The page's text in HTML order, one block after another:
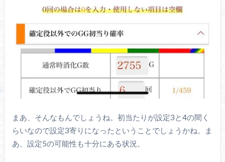
まあ、そんなもんでしょうね。初当たりが設定3と4の間く
らいなので設定3寄りになったということでしょうかね。ま
あ、設定5の可能性も十分にある状況。